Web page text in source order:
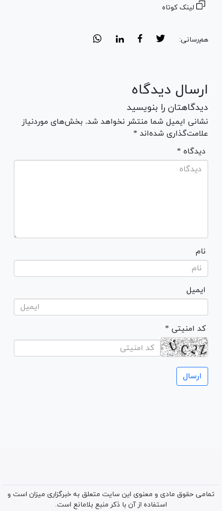
لینک کوتاه
هم‌رسانی:
ارسال دیدگاه
دیدگاهتان را بنویسید
نشانی ایمیل شما منتشر نخواهد شد. بخش‌های موردنیاز
علامت‌گذاری شده‌اند *
* دیدگاه
نام
ایمیل
* کد امنیتی
تمامی حقوق مادی و معنوی این سایت متعلق به خبرگزاری میزان است و
استفاده از آن با ذکر منبع بلامانع است.